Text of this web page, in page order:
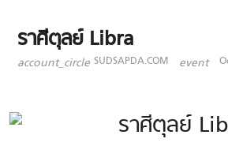
ราศีตุลย์ Libra
account_circle SUDSAPDA.COM event